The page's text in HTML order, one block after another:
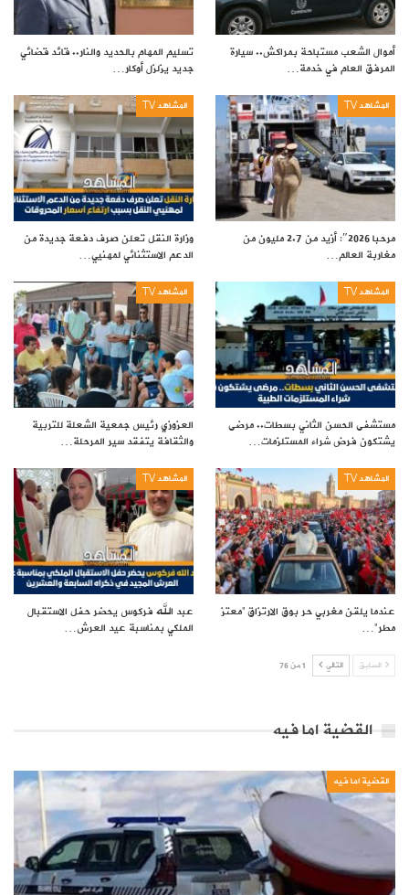
أموال الشعب مستباحة بمراكش.. سيارة
المرفق العام في خدمة…
تسليم المهام بالحديد والنار.. قائد قضائي
جديد يزلزل أوكار…
المشاهد TV
مرحبا 2026″: أزيد من 2.7 مليون من
مغاربة العالم…
المشاهد TV
وزارة النقل تعلن صرف دفعة جديدة من
الدعم الاستثنائي لمهنيي…
المشاهد TV
مستشفى الحسن الثاني بسطات.. مرضى
يشتكون فرض شراء المستلزمات…
المشاهد TV
العزوزي رئيس جمعية الشعلة للتربية
والثقافة يتفقد سير المرحلة…
المشاهد TV
عندما يلقن مغربي حر بوق الارتزاق “معتز
مطر”…
المشاهد TV
عبد الله فركوس يحضر حفل الاستقبال
الملكي بمناسبة عيد العرش…
السابق التالي 1 من 76
القضية اما فيه
القضية اما فيه